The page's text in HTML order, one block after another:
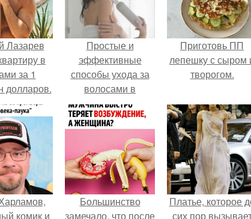
Лазарев
в
за 1
долларов.
Простые и
эффективные
способы ухода за
волосами в
домашних условиях
Приготовь ПП
лепешку с сыром
творогом.
комик и
Большинство
замечало, что после
Платье, которое
сих пор